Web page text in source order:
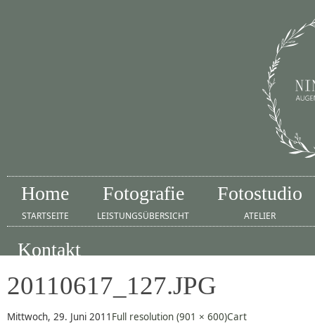
Home
STARTSEITE
Fotografie
LEISTUNGSÜBERSICHT
Fotostudio
ATELIER
Kontakt
20110617_127.JPG
Mittwoch, 29. Juni 2011 Full resolution (901 × 600)Cart